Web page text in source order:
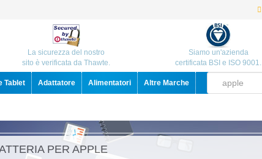
La sicurezza del nostro
sito è verificata da Thawte.
Siamo un'azienda
certificata BSI e ISO 9001.
Tablet Adattatore Alimentatori Altre Marche
PER APPLE